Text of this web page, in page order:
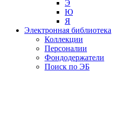
Э
Ю
Я
Электронная библиотека
Коллекции
Персоналии
Фондодержатели
Поиск по ЭБ